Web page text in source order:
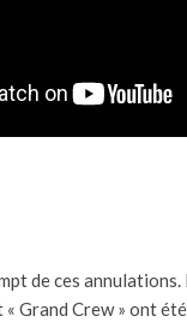
de ces annulations.
« Grand Crew » ont